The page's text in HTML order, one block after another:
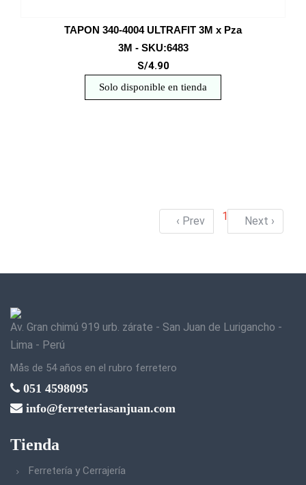
TAPON 340-4004 ULTRAFIT 3M x Pza
3M - SKU:6483
S/4.90
Solo disponible en tienda
‹ Prev 1 Next ›
Av. Gran chimú 919 urb. zárate - San Juan de Lurigancho -
Lima - Perú
Mås de 54 años en el rubro ferretero
051 4598095
info@ferreteriasanjuan.com
Tienda
Ferretería y Cerrajería